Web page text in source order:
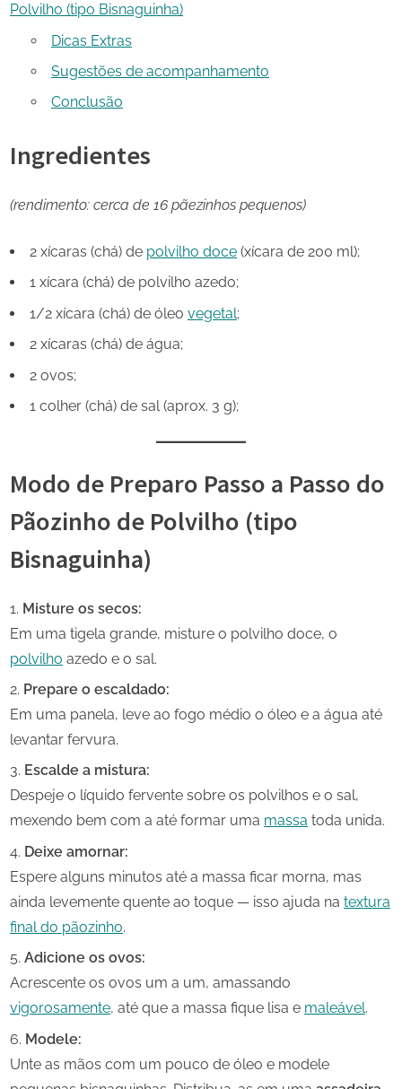
Polvilho (tipo Bisnaguinha)
Dicas Extras
Sugestões de acompanhamento
Conclusão
Ingredientes
(rendimento: cerca de 16 pãezinhos pequenos)
2 xícaras (chá) de polvilho doce (xícara de 200 ml);
1 xícara (chá) de polvilho azedo;
1/2 xícara (chá) de óleo vegetal;
2 xícaras (chá) de água;
2 ovos;
1 colher (chá) de sal (aprox. 3 g);
Modo de Preparo Passo a Passo do
Pãozinho de Polvilho (tipo
Bisnaguinha)
Misture os secos:
Em uma tigela grande, misture o polvilho doce, o
polvilho azedo e o sal.
Prepare o escaldado:
Em uma panela, leve ao fogo médio o óleo e a água até
levantar fervura.
Escalde a mistura:
Despeje o líquido fervente sobre os polvilhos e o sal,
mexendo bem com a até formar uma massa toda unida.
Deixe amornar:
Espere alguns minutos até a massa ficar morna, mas
ainda levemente quente ao toque — isso ajuda na textura
final do pãozinho.
Adicione os ovos:
Acrescente os ovos um a um, amassando
vigorosamente, até que a massa fique lisa e maleável.
Modele:
Unte as mãos com um pouco de óleo e modele